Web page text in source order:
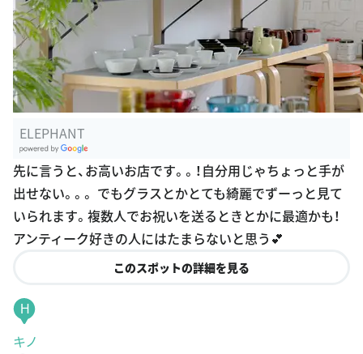
ELEPHANT
oogle Plac
es
先に言うと、お高いお店です。。！自分用じゃちょっと手が
出せない。。。 でもグラスとかとても綺麗でずーっと見て
いられます。複数人でお祝いを送るときとかに最適かも！
アンティーク好きの人にはたまらないと思う💕
このスポットの詳細を見る
H
キノ